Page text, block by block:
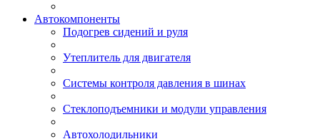
Автокомпоненты
Подогрев сидений и руля
Утеплитель для двигателя
Системы контроля давления в шинах
Стеклоподъемники и модули управления
Автохолодильники